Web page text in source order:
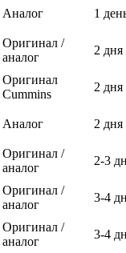
Аналог 1
Оригинал /
аналог
2 дня
Оригинал
Cummins
2 дня
Аналог 2 дня
Оригинал /
аналог
2-3
Оригинал /
аналог
3-4
Оригинал /
аналог
3-4